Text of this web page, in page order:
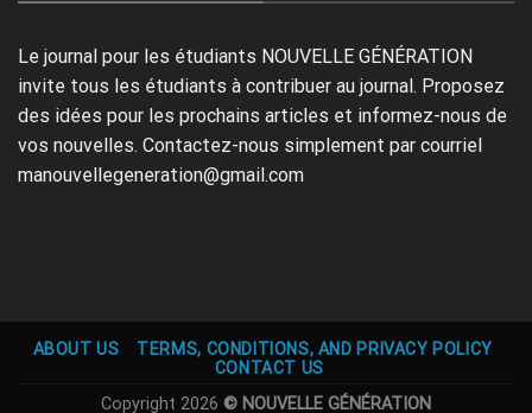
Le journal pour les étudiants NOUVELLE GÉNÉRATION
invite tous les étudiants à contribuer au journal. Proposez
des idées pour les prochains articles et informez-nous de
vos nouvelles. Contactez-nous simplement par courriel
manouvellegeneration@gmail.com
ABOUT US
TERMS, CONDITIONS, AND PRIVACY POLICY
CONTACT US
Copyright 2026 © NOUVELLE GÉNÉRATION